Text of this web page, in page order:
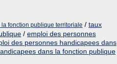
fonction publique territoriale / taux
/ emploi des personnes
des personnes handicapees dans
dans la fonction publique